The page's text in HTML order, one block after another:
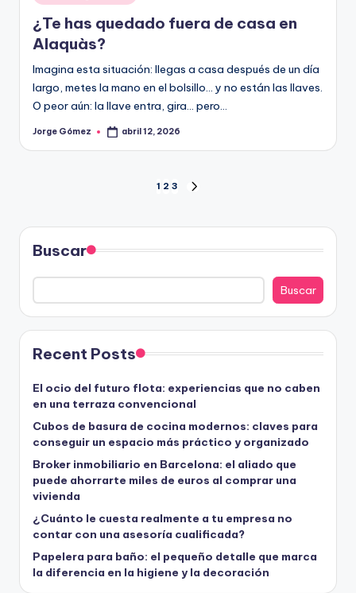
en
¿Te has quedado fuera de casa en
Alaquàs?
Imagina esta situación: llegas a casa después de un día
largo, metes la mano en el bolsillo… y no están las llaves.
O peor aún: la llave entra, gira… pero…
Publicado
Jorge Gómez abril 12, 2026
de
entradas
1 2 3
Buscar
Buscar
Recent Posts
El ocio del futuro flota: experiencias que no caben
en una terraza convencional
Cubos de basura de cocina modernos: claves para
conseguir un espacio más práctico y organizado
Broker inmobiliario en Barcelona: el aliado que
puede ahorrarte miles de euros al comprar una
vivienda
¿Cuánto le cuesta realmente a tu empresa no
contar con una asesoría cualificada?
Papelera para baño: el pequeño detalle que marca
la diferencia en la higiene y la decoración